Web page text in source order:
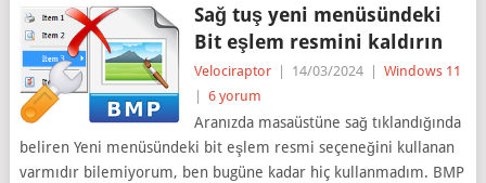
Sağ tuş yeni menüsündeki
Bit eşlem resmini kaldırın
Velociraptor 14/03/2024
Windows 11
6 yorum
Aranızda masaüstüne sağ tıklandığında
beliren Yeni menüsündeki bit eşlem resmi seçeneğini kullanan
varmıdır bilemiyorum, ben bugüne kadar hiç kullanmadım. BMP